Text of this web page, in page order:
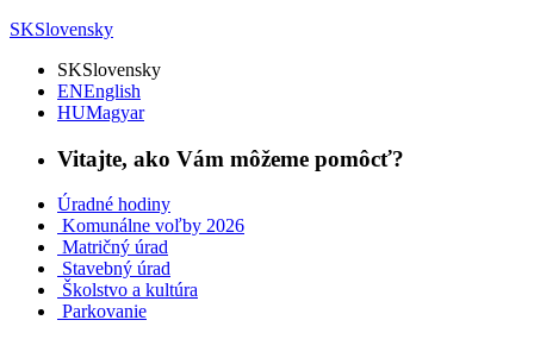
SKSlovensky
SKSlovensky
ENEnglish
HUMagyar
Vitajte, ako Vám môžeme pomôcť?
Úradné hodiny
Komunálne voľby 2026
Matričný úrad
Stavebný úrad
Školstvo a kultúra
Parkovanie